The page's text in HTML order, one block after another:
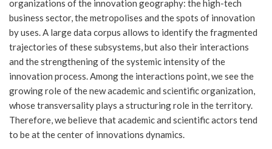
organizations of the innovation geography: the high-tech
business sector, the metropolises and the spots of innovation
by uses. A large data corpus allows to identify the fragmented
trajectories of these subsystems, but also their interactions
and the strengthening of the systemic intensity of the
innovation process. Among the interactions point, we see the
growing role of the new academic and scientific organization,
whose transversality plays a structuring role in the territory.
Therefore, we believe that academic and scientific actors tend
to be at the center of innovations dynamics.